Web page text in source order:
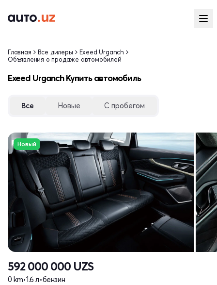
Главная Все дилеры
Exeed Urganch
Объявления о продаже автомобилей
Exeed Urganch Купить автомобиль
Все Новые С пробегом
Новый
592 000 000 UZS
0 km•1.6 л•бензин